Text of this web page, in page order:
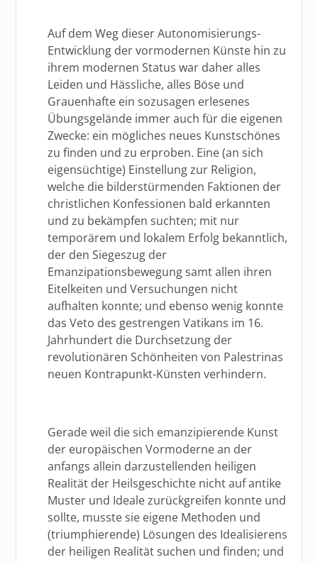
Auf dem Weg dieser Autonomisierungs-
Entwicklung der vormodernen Künste hin zu
ihrem modernen Status war daher alles
Leiden und Hässliche, alles Böse und
Grauenhafte ein sozusagen erlesenes
Übungsgelände immer auch für die eigenen
Zwecke: ein mögliches neues Kunstschönes
zu finden und zu erproben. Eine (an sich
eigensüchtige) Einstellung zur Religion,
welche die bilderstürmenden Faktionen der
christlichen Konfessionen bald erkannten
und zu bekämpfen suchten; mit nur
temporärem und lokalem Erfolg bekanntlich,
der den Siegeszug der
Emanzipationsbewegung samt allen ihren
Eitelkeiten und Versuchungen nicht
aufhalten konnte; und ebenso wenig konnte
das Veto des gestrengen Vatikans im 16.
Jahrhundert die Durchsetzung der
revolutionären Schönheiten von Palestrinas
neuen Kontrapunkt-Künsten verhindern.
Gerade weil die sich emanzipierende Kunst
der europäischen Vormoderne an der
anfangs allein darzustellenden heiligen
Realität der Heilsgeschichte nicht auf antike
Muster und Ideale zurückgreifen konnte und
sollte, musste sie eigene Methoden und
(triumphierende) Lösungen des Idealisierens
der heiligen Realität suchen und finden; und